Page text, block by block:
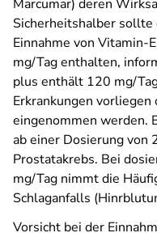
Marcumar) deren
Sicherheitshalber sollte
Einnahme von Vitamin-
mg/Tag enthalten,
plus enthält 120 mg/
Erkrankungen
eingenommen werden.
ab einer Dosierung von
Prostatakrebs. Bei
mg/Tag nimmt die
Schlaganfalls
Vorsicht bei der